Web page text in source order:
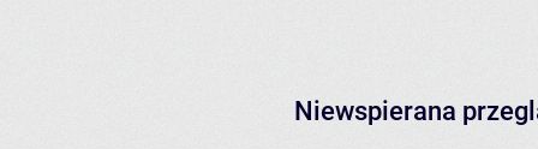
Niewspierana